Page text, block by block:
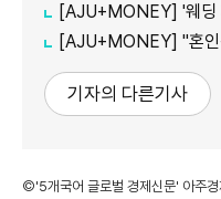
[AJU+MONEY] '웨딩 페널티'
[AJU+MONEY] "혼인신고,
기자의 다른기사
©'5개국어 글로벌 경제신문' 아주경